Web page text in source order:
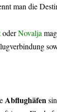
man die
oderNovalja
Abflughäfen